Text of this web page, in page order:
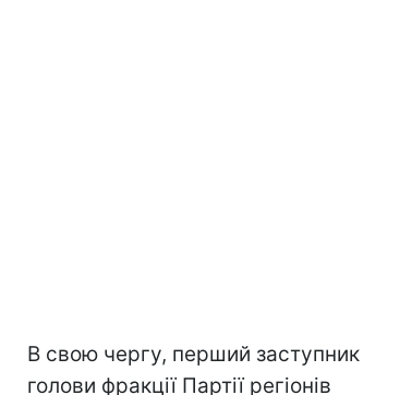
В свою чергу, перший заступник
голови фракції Партії регіонів